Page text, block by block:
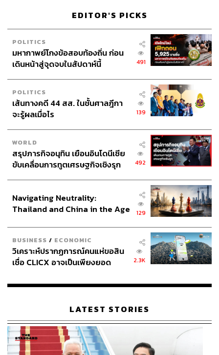
สามารถติดตาม THE STANDARD WEALTH
TAGS: Tesla
รถยนต์ไฟฟ้า - Electric Vehicle
ตลาดรถยนต์ไฟฟ้า
กิจการยานยนต์ไฟฟ้า (EV)
เทสล่า
Tesla Thailand
EDITOR'S PICKS
POLITICS
มหากาพย์โกงข้อสอบท้องถิ่น ก่อน
เดินหน้าสู่จุดจบในสัปดาห์นี้
491
POLITICS
เส้นทางคดี 44 สส. ในชั้นศาลฎีกา
จะรู้ผลเมื่อไร
139
WORLD
สรุปภารกิจอนุทิน เยือนอินโดนีเซีย
ขับเคลื่อนการทูตเศรษฐกิจเชิงรุก
492
Navigating Neutrality:
Thailand and China in the Age
129
BUSINESS / ECONOMIC
วิเคราะห์ปรากฏการณ์คนแห่ขอสิน
เชื่อ CLICX อาจเป็นเพียงยอด
เรือนไทยที่ถูกซุกไว้
2.3K
LATEST STORIES